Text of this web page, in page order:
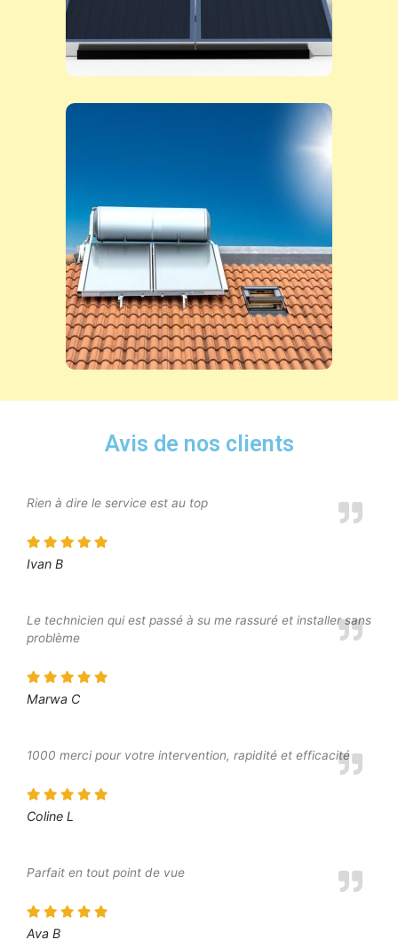
Avis de nos clients
Rien à dire le service est au top
Ivan B
Le technicien qui est passé à su me rassuré et installer sans
problème
Marwa C
1000 merci pour votre intervention, rapidité et efficacité
Coline L
Parfait en tout point de vue
Ava B